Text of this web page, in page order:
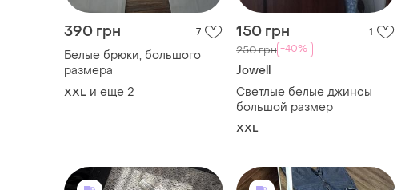
990 грн 0 595 грн 8